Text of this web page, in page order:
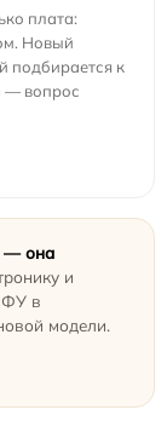
плата:
Новый
подбирается к
— вопрос
— она
и
в
модели.